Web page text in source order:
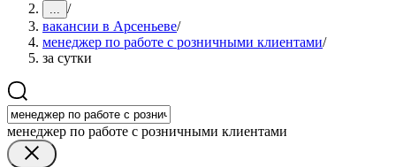
... /
вакансии в Арсеньеве/
менеджер по работе с розничными клиентами/
за сутки
менеджер по работе с розничными клиентами